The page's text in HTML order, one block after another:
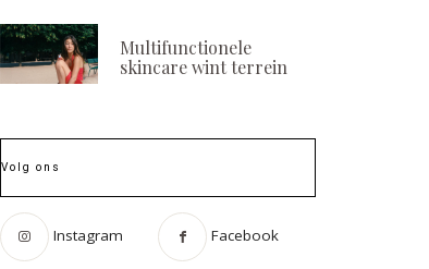
Multifunctionele
skincare wint terrein
Volg ons
Instagram Facebook